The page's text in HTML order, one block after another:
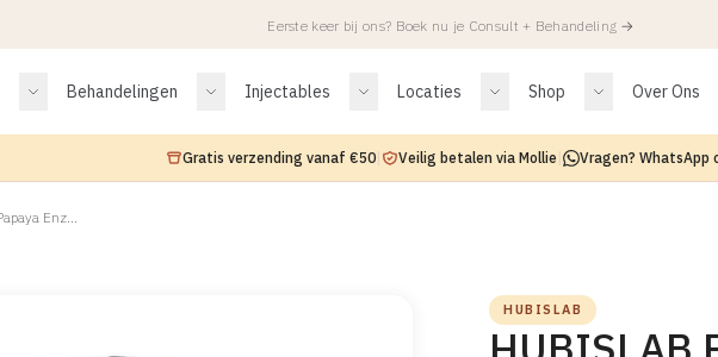
Eerste keer bij ons? Boek nu je Consult + Behandeling →
Behandelingen Injectables Locaties Shop Over Ons
Gratis verzending vanaf €50| Veilig betalen via Mollie Vragen? WhatsApp
HUBISLAB Pure Balance Papaya Enzyme Peeling Wash
HUBISLAB